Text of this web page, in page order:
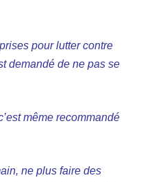
pour lutter contre
demandé de ne pas se
même recommandé
ne plus faire des